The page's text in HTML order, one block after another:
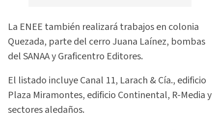
La ENEE también realizará trabajos en colonia
Quezada, parte del cerro Juana Laínez, bombas
del SANAA y Graficentro Editores.
El listado incluye Canal 11, Larach & Cía., edificio
Plaza Miramontes, edificio Continental, R-Media y
sectores aledaños.